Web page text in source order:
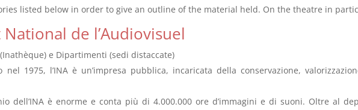
listed below in order to give an outline of the material held. On the theatre in
de l’Audiovisuel
e Dipartimenti (sedi distaccate)
nel 1975, l’INA è un’impresa pubblica, incaricata della conservazione,
dell’INA è enorme e conta più di 4.000.000 ore d’immagini e di suoni. Oltre al